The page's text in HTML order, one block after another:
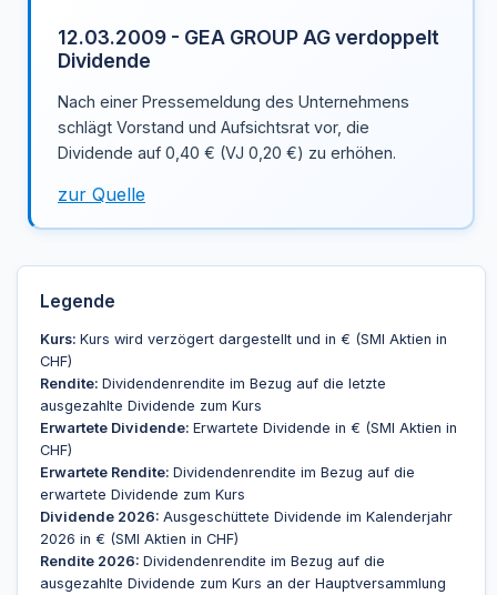
12.03.2009 - GEA GROUP AG verdoppelt
Dividende
Nach einer Pressemeldung des Unternehmens
schlägt Vorstand und Aufsichtsrat vor, die
Dividende auf 0,40 € (VJ 0,20 €) zu erhöhen.
zur Quelle
Legende
Kurs: Kurs wird verzögert dargestellt und in € (SMI Aktien in
CHF)
Rendite: Dividendenrendite im Bezug auf die letzte
ausgezahlte Dividende zum Kurs
Erwartete Dividende: Erwartete Dividende in € (SMI Aktien in
CHF)
Erwartete Rendite: Dividendenrendite im Bezug auf die
erwartete Dividende zum Kurs
Dividende 2026: Ausgeschüttete Dividende im Kalenderjahr
2026 in € (SMI Aktien in CHF)
Rendite 2026: Dividendenrendite im Bezug auf die
ausgezahlte Dividende zum Kurs an der Hauptversammlung